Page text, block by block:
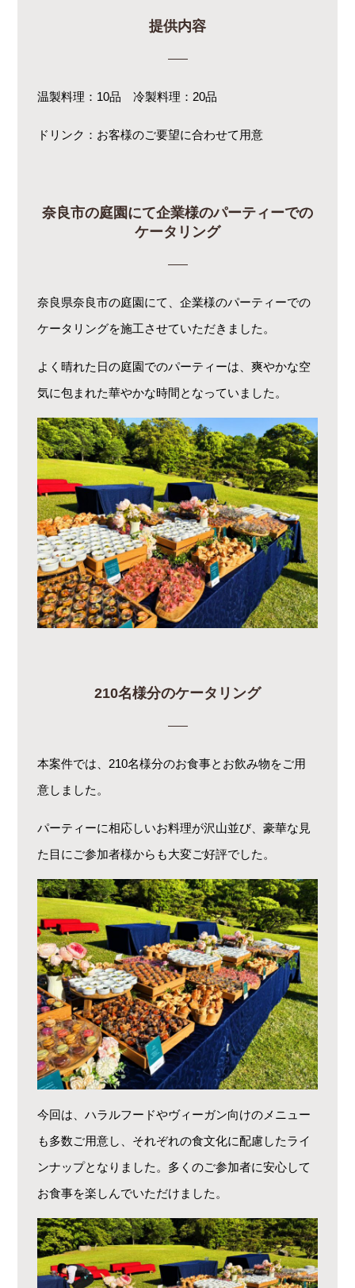
提供内容
温製料理：10品 冷製料理：20品
ドリンク：お客様のご要望に合わせて用意
奈良市の庭園にて企業様のパーティーでの
ケータリング
奈良県奈良市の庭園にて、企業様のパーティーでの
ケータリングを施工させていただきました。
よく晴れた日の庭園でのパーティーは、爽やかな空
気に包まれた華やかな時間となっていました。
210名様分のケータリング
本案件では、210名様分のお食事とお飲み物をご用
意しました。
パーティーに相応しいお料理が沢山並び、豪華な見
た目にご参加者様からも大変ご好評でした。
今回は、ハラルフードやヴィーガン向けのメニュー
も多数ご用意し、それぞれの食文化に配慮したライ
ンナップとなりました。多くのご参加者に安心して
お食事を楽しんでいただけました。